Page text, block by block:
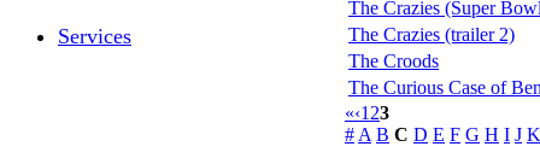
Services
The Crazies (Super
The Crazies (trailer 2)
The Croods
The Curious Case of
«‹1 23
# A B C D E F G H I J K